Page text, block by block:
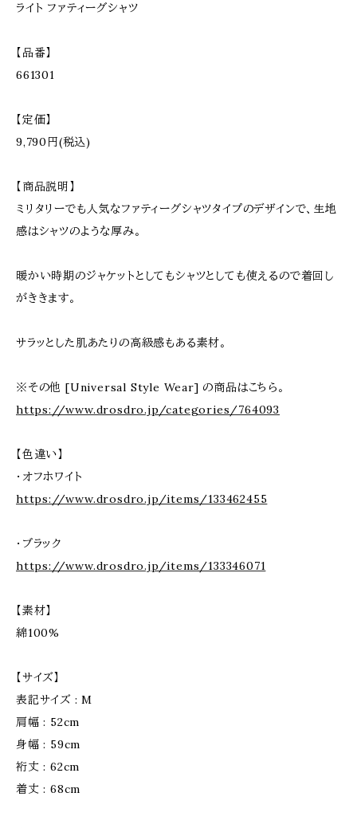
ライト ファティーグシャツ
【品番】
661301
【定価】
9,790円(税込)
【商品説明】
ミリタリーでも人気なファティーグシャツタイプのデザインで、生地
感はシャツのような厚み。
暖かい時期のジャケットとしてもシャツとしても使えるので着回し
がききます。
サラッとした肌あたりの高級感もある素材。
※その他 [Universal Style Wear] の商品はこちら。
https://www.drosdro.jp/categories/764093
【色違い】
・オフホワイト
https://www.drosdro.jp/items/133462455
・ブラック
https://www.drosdro.jp/items/133346071
【素材】
綿100%
【サイズ】
表記サイズ : M
肩幅 : 52cm
身幅 : 59cm
裄丈 : 62cm
着丈 : 68cm